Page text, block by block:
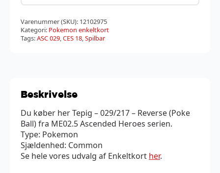
Varenummer (SKU): 12102975
Kategori: Pokemon enkeltkort
Tags:ASC 029,CES 18,Spilbar
Beskrivelse
Du køber her Tepig – 029/217 – Reverse (Poke
Ball) fra ME02.5 Ascended Heroes serien.
Type: Pokemon
Sjældenhed: Common
Se hele vores udvalg af Enkeltkort her.